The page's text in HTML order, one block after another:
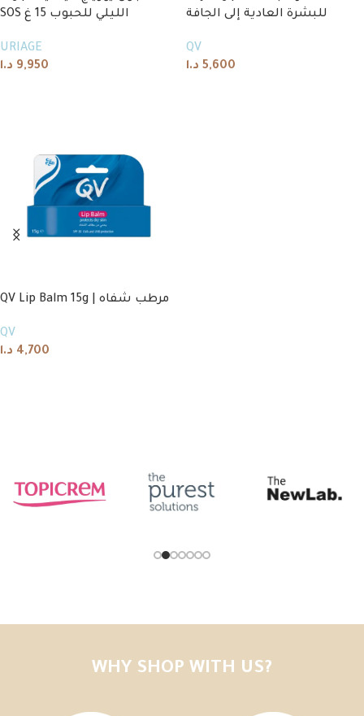
SOS الليلي للحبوب 15 غ
URIAGE
9,950 د.ا
للبشرة العادية إلى الجافة
QV
5,600 د.ا
QV Lip Balm 15g | مرطب شفاه
QV
4,700 د.ا
WHY SHOP WITH US?